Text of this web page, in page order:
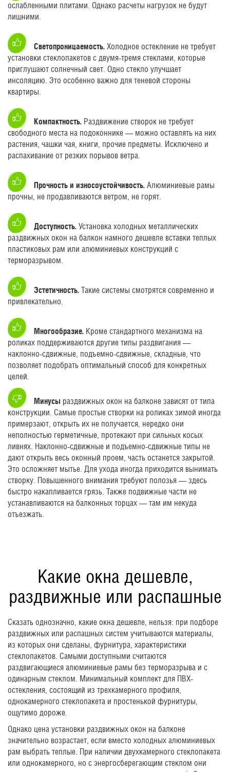
ослабленными плитами. Однако расчеты нагрузок не будут
лишними.
Светопроницаемость. Холодное остекление не требует
установки стеклопакетов с двумя-тремя стеклами, которые
приглушают солнечный свет. Одно стекло улучшает
инсоляцию. Это особенно важно для теневой стороны
квартиры.
Компактность. Раздвижение створок не требует
свободного места на подоконнике — можно оставлять на них
растения, чашки чая, книги, прочие предметы. Исключено и
распахивание от резких порывов ветра.
Прочность и износоустойчивость. Алюминиевые рамы
прочны, не продавливаются ветром, не горят.
Доступность. Установка холодных металлических
раздвижных окон на балкон намного дешевле вставки теплых
пластиковых рам или алюминиевых конструкций с
терморазрывом.
Эстетичность. Такие системы смотрятся современно и
привлекательно.
Многообразие. Кроме стандартного механизма на
роликах поддерживаются другие типы раздвигания —
наклонно-сдвижные, подъемно-сдвижные, складные, что
позволяет подобрать оптимальный способ для конкретных
целей.
Минусы раздвижных окон на балконе зависят от типа
конструкции. Самые простые створки на роликах зимой иногда
примерзают, открыть их не получается, нередко они
неполностью герметичные, протекают при сильных косых
ливнях. Наклонно-сдвижные и подъемно-сдвижные типы не
дают открыть весь оконный проем, часть останется закрытой.
Это осложняет мытье. Для ухода иногда приходится вынимать
створку. Повышенного внимания требуют полозья — здесь
быстро накапливается грязь. Также подвижные части не
устанавливаются на балконных торцах — там им некуда
отъезжать.
Какие окна дешевле,
раздвижные или распашные
Сказать однозначно, какие окна дешевле, нельзя: при подборе
раздвижных или распашных систем учитываются материалы,
из которых они сделаны, фурнитура, характеристики
стеклопакетов. Самыми доступными считаются
раздвигающиеся алюминиевые рамы без терморазрыва и с
одинарным стеклом. Минимальный комплект для ПВХ-
остекления, состоящий из трехкамерного профиля,
однокамерного стеклопакета и простенькой фурнитуры,
ощутимо дороже.
Однако цена установки раздвижных окон на балконе
значительно возрастает, если вместо холодных алюминиевых
рам выбрать теплые. При наличии двухкамерного стеклопакета
или однокамерного, но с энергосберегающим стеклом они